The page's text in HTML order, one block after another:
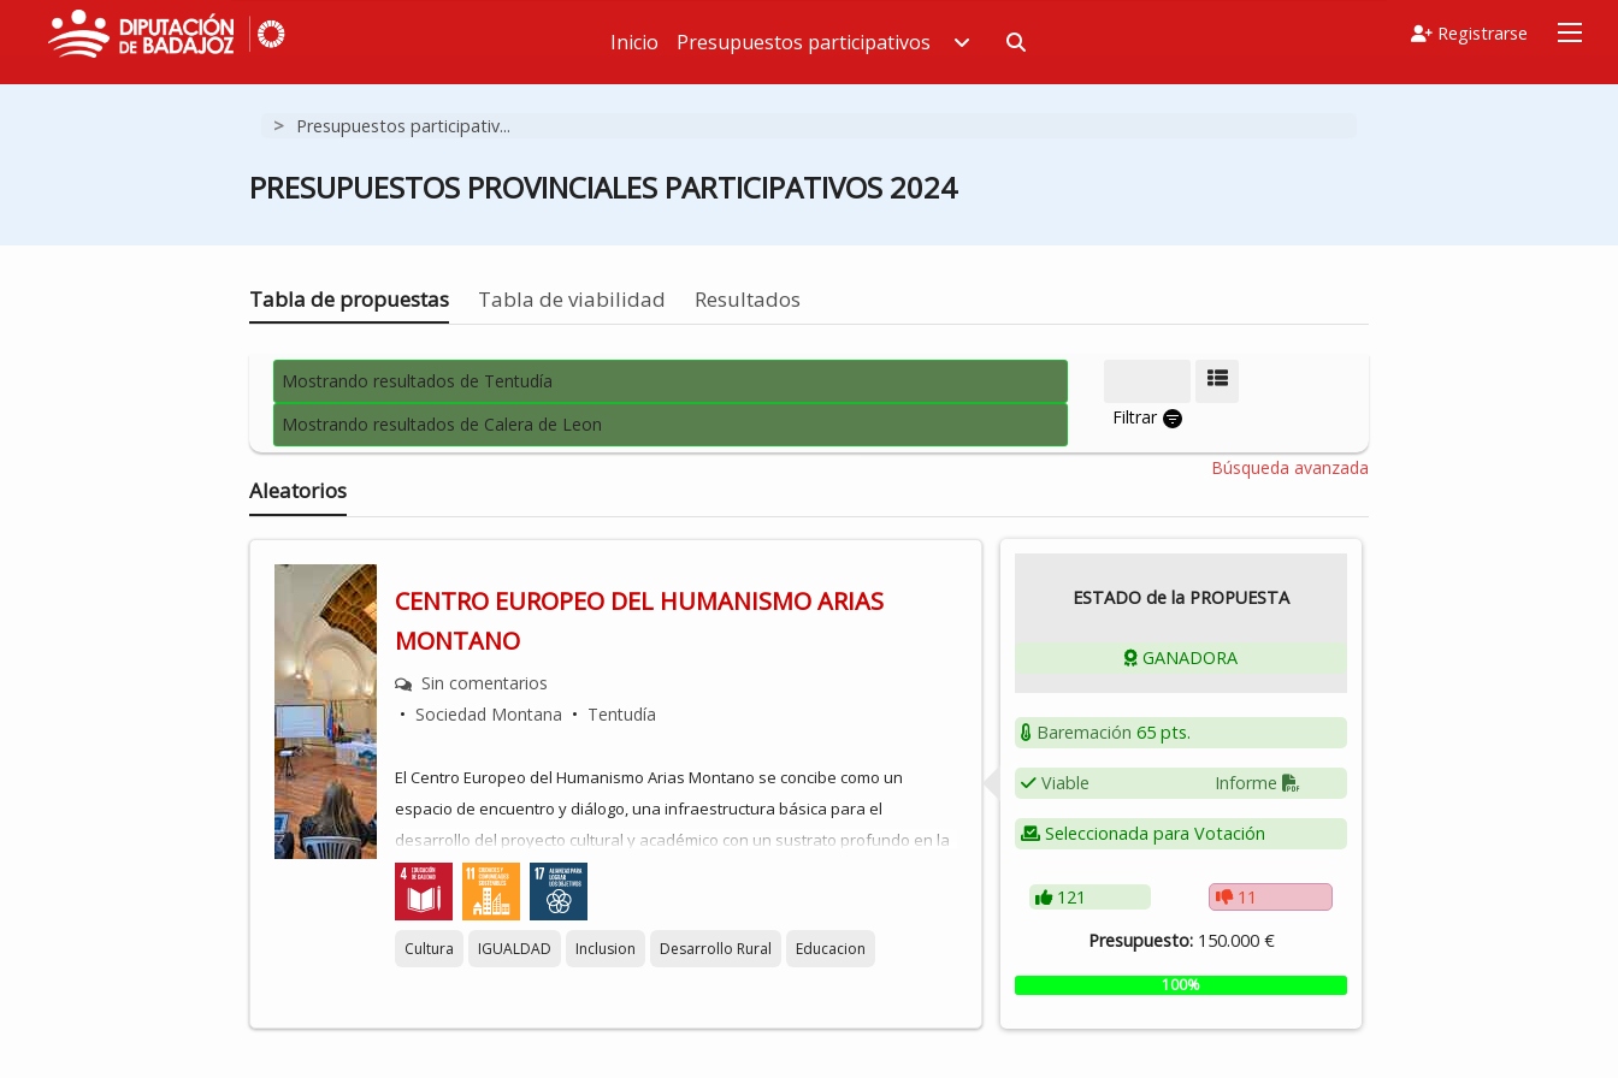
Estás en
Inicio Presupuestos participativos Registrarse
> Presupuestos participativ...
PRESUPUESTOS PROVINCIALES PARTICIPATIVOS 2024
Estás en
Tabla de propuestas Tabla de viabilidad Resultados
Mostrando resultados de Tentudía
Mostrando resultados de Calera de Leon
Filtrar
Búsqueda avanzada
Aleatorios
CENTRO EUROPEO DEL HUMANISMO ARIAS
MONTANO
Sin comentarios
• Sociedad Montana • Tentudía
El Centro Europeo del Humanismo Arias Montano se concibe como un
espacio de encuentro y diálogo, una infraestructura básica para el
desarrollo del proyecto cultural y académico con un sustrato profundo en la
sociedad frexnense y de la comarca de Tentudía. La inversión principal iría
destinada a acondicionar distintas estancias del convento de San Francisco
Cultura IGUALDAD Inclusion Desarrollo Rural Educacion
ESTADO de la PROPUESTA
GANADORA
Baremación 65 pts.
Viable Informe
Seleccionada para Votación
121
11
Presupuesto: 150.000 €
100%